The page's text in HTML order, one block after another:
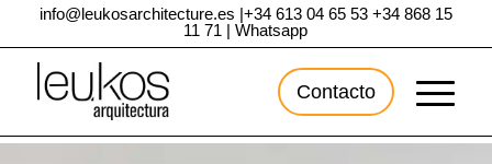
info@leukosarchitecture.es |+34 613 04 65 53 +34 868 15
11 71 |Whatsapp
Contacto